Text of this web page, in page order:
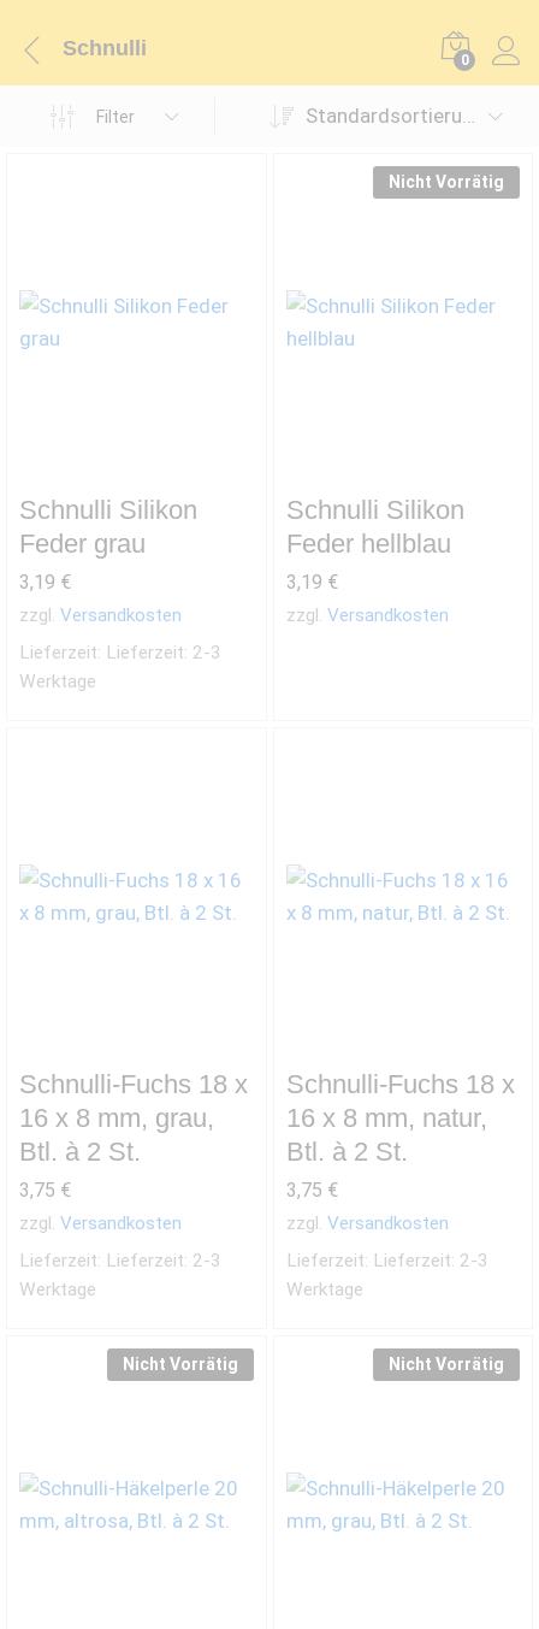
Schnulli 0
Filter Standardsortierung
Schnulli Silikon
Feder grau
3,19 €
zzgl. Versandkosten
Lieferzeit: Lieferzeit: 2-3
Werktage
Nicht Vorrätig
Schnulli Silikon
Feder hellblau
3,19 €
zzgl. Versandkosten
Schnulli-Fuchs 18 x
16 x 8 mm, grau,
Btl. à 2 St.
3,75 €
zzgl. Versandkosten
Lieferzeit: Lieferzeit: 2-3
Werktage
Schnulli-Fuchs 18 x
16 x 8 mm, natur,
Btl. à 2 St.
3,75 €
zzgl. Versandkosten
Lieferzeit: Lieferzeit: 2-3
Werktage
Nicht Vorrätig Nicht Vorrätig